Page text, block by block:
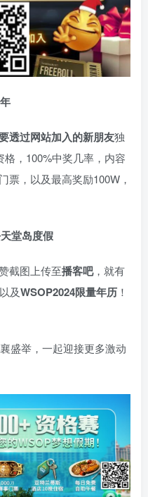
透过网站加入的新朋友独
格，100%中奖几率，内容
票，以及最高奖励100W，
堂岛度假
截图上传至播客吧，就有
及WSOP2024限量年历 ！
盛举，一起迎接更多激动